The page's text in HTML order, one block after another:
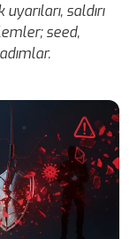
saldırı
seed,